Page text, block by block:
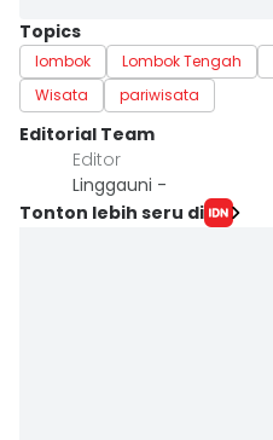
Topics
lombok Lombok Tengah
Wisata
pariwisata
Editorial Team
Editor
Linggauni -
Tonton lebih seru di